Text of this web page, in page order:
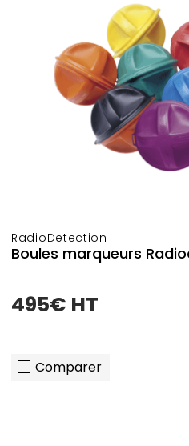
ajouter au panier
RadioDetection
Boules marqueurs
495€ HT
Comparer